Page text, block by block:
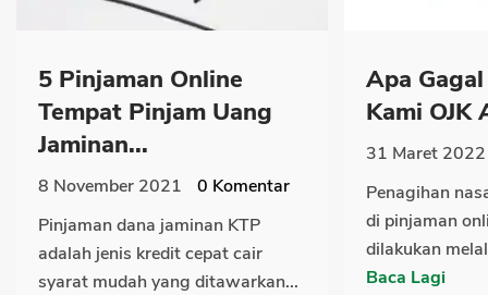
5 Pinjaman Online
Tempat Pinjam Uang
Jaminan...
8 November 2021 0 Komentar
Pinjaman dana jaminan KTP
adalah jenis kredit cepat cair
syarat mudah yang ditawarkan...
Apa
Kami OJK
31 Maret 2022
Penagihan
di pinjaman
dilakukan
Baca Lagi